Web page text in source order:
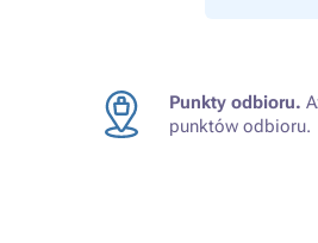
Punkty odbioru.
punktów odbioru.